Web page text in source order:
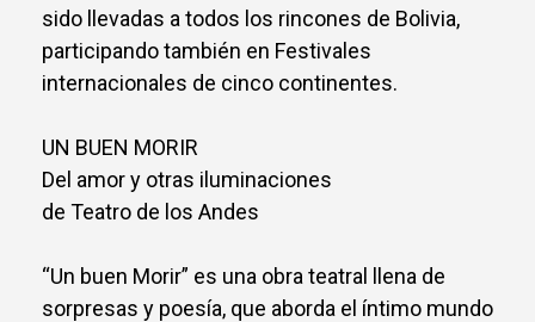
sido llevadas a todos los rincones de Bolivia,
participando también en Festivales
internacionales de cinco continentes.
UN BUEN MORIR
Del amor y otras iluminaciones
de Teatro de los Andes
“Un buen Morir” es una obra teatral llena de
sorpresas y poesía, que aborda el íntimo mundo